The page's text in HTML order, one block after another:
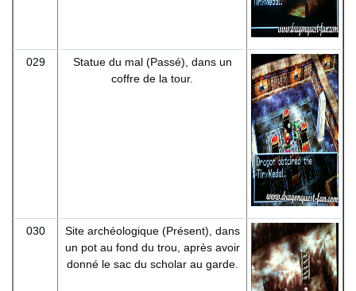
029
Statue du mal (Passé), dans un
coffre de la tour.
030
Site archéologique (Présent), dans
un pot au fond du trou, après avoir
donné le sac du scholar au garde.